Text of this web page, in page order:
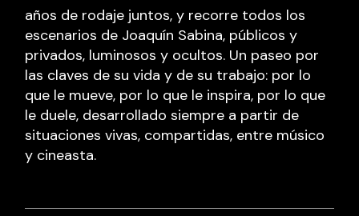
años de rodaje juntos, y recorre todos los
escenarios de Joaquín Sabina, públicos y
privados, luminosos y ocultos. Un paseo por
las claves de su vida y de su trabajo: por lo
que le mueve, por lo que le inspira, por lo que
le duele, desarrollado siempre a partir de
situaciones vivas, compartidas, entre músico
y cineasta.